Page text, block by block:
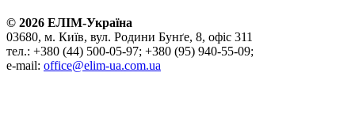
© 2026 ЕЛІМ-Україна
03680, м. Київ, вул. Родини Бунґе, 8, офіс 311
тел.: +380 (44) 500-05-97; +380 (95) 940-55-09;
e-mail: office@elim-ua.com.ua